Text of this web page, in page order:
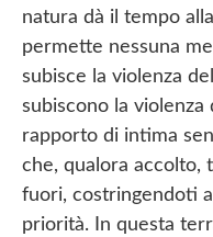
natura dà il tempo
permette nessuna
subisce la violenza
subiscono la violenza
rapporto di intima
che, qualora accolto,
fuori, costringendoti
priorità. In questa